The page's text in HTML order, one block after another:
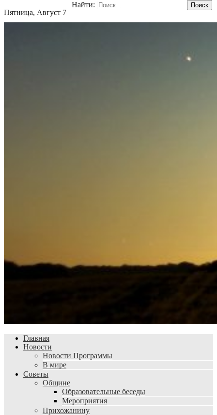
Пятница, Август 7
Найти:
Главная
Новости
Новости Программы
В мире
Советы
Общине
Образовательные беседы
Мероприятия
Прихожанину